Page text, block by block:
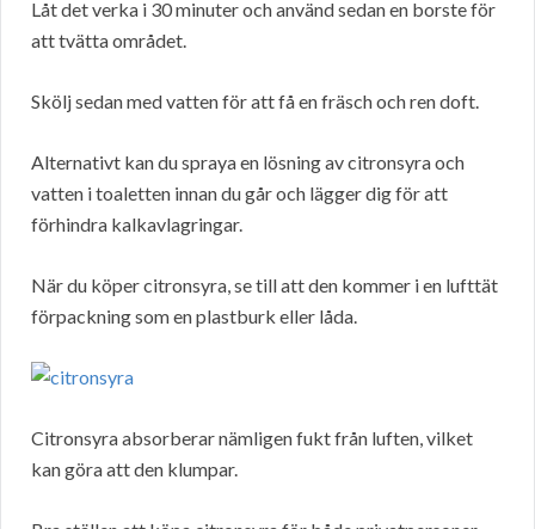
Låt det verka i 30 minuter och använd sedan en borste för
att tvätta området.
Skölj sedan med vatten för att få en fräsch och ren doft.
Alternativt kan du spraya en lösning av citronsyra och
vatten i toaletten innan du går och lägger dig för att
förhindra kalkavlagringar.
När du köper citronsyra, se till att den kommer i en lufttät
förpackning som en plastburk eller låda.
Citronsyra absorberar nämligen fukt från luften, vilket
kan göra att den klumpar.